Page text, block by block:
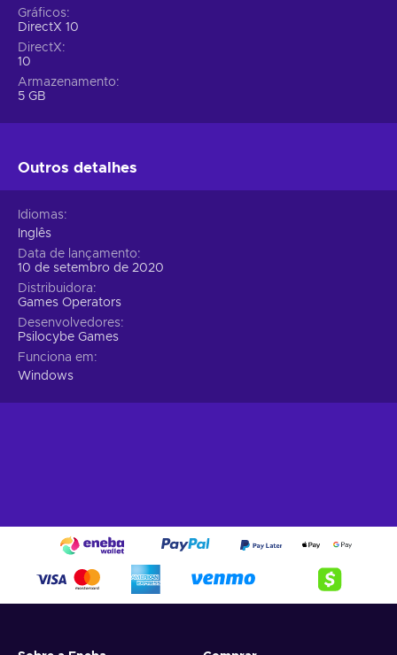
Gráficos
DirectX 10
DirectX
10
Armazenamento
5 GB
Outros detalhes
Idiomas
Inglês
Data de lançamento
10 de setembro de 2020
Distribuidora
Games Operators
Desenvolvedores
Psilocybe Games
Funciona em
Windows